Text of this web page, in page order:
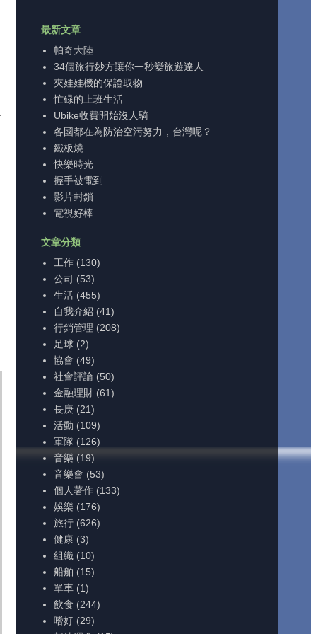
最新文章
帕奇大陸
34個旅行妙方讓你一秒變旅遊達人
夾娃娃機的保證取物
忙碌的上班生活
Ubike收費開始沒人騎
各國都在為防治空污努力，台灣呢？
鐵板燒
快樂時光
握手被電到
影片封鎖
電視好棒
文章分類
工作 (130)
公司 (53)
生活 (455)
自我介紹 (41)
行銷管理 (208)
足球 (2)
協會 (49)
社會評論 (50)
金融理財 (61)
長庚 (21)
活動 (109)
軍隊 (126)
音樂 (19)
音樂會 (53)
個人著作 (133)
娛樂 (176)
旅行 (626)
健康 (3)
組織 (10)
船舶 (15)
單車 (1)
飲食 (244)
嗜好 (29)